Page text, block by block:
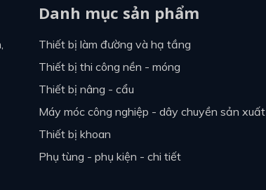
Danh mục sản phẩm
thiết bị làm đường và hạ tầng
thiết bị thi công nền - móng
thiết bị nâng - cẩu
máy móc công nghiệp - dây chuyền sản xuất
thiết bị khoan
phụ tùng - phụ kiện - chi tiết